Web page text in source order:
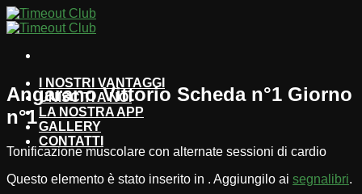
Salta
ai
I NOSTRI VANTAGGI
UNISCITI A NOI
LA NOSTRA APP
GALLERY
CONTATTI
Angarano Vittorio Scheda n°1 Giorno
n°1
Tonificazione muscolare con alternate sessioni di cardio
Questo elemento è stato inserito in . Aggiungilo ai segnalibri.